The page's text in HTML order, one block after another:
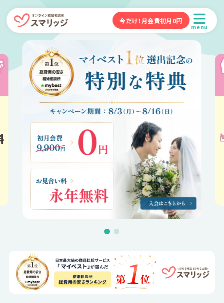
今だけ！月会費初月0円
menu